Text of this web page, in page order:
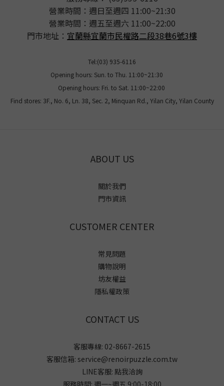
營業時間：週日至週四 11:00~21:30
營業時間：週五至週六 11:00~22:00
門市地址： 宜蘭縣宜蘭市民權路二段38巷6號3樓
Tel:(03) 935-6116
Opening hours: Sun. to Thu. 11:00~21:30
Opening hours: Fri. to Sat. 11:00~22:00
Find stores: 3F., No. 6, Ln. 38, Sec. 2, Minquan Rd., Yilan City, Yilan County
ABOUT US
關於我們
門市資訊
CUSTOMER CENTER
常見問題
購物說明
坊友權益
隱私權政策
CONTACT US
客服專線: 02-8667-2615
客服信箱: service@renoirpuzzle.com.tw
LINE客服: 點我洽詢
服務時間: 週一~週五 9:00-18:00